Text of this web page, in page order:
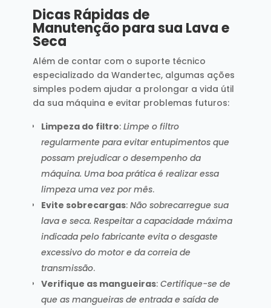
Dicas Rápidas de
Manutenção para sua Lava e
Seca
Além de contar com o suporte técnico
especializado da Wandertec, algumas ações
simples podem ajudar a prolongar a vida útil
da sua máquina e evitar problemas futuros:
Limpeza do filtro: Limpe o filtro
regularmente para evitar entupimentos que
possam prejudicar o desempenho da
máquina. Uma boa prática é realizar essa
limpeza uma vez por mês.
Evite sobrecargas: Não sobrecarregue sua
lava e seca. Respeitar a capacidade máxima
indicada pelo fabricante evita o desgaste
excessivo do motor e da correia de
transmissão.
Verifique as mangueiras: Certifique-se de
que as mangueiras de entrada e saída de